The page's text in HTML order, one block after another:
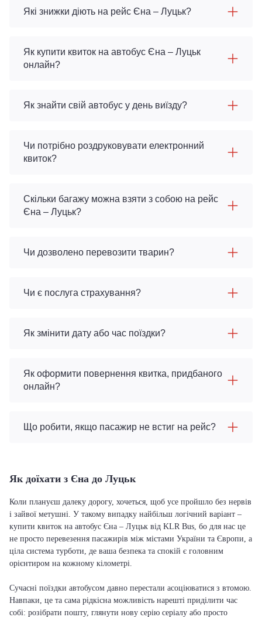
Які знижки діють на рейс Єна – Луцьк?
Як купити квиток на автобус Єна – Луцьк
онлайн?
Як знайти свій автобус у день виїзду?
Чи потрібно роздруковувати електронний
квиток?
Скільки багажу можна взяти з собою на рейс
Єна – Луцьк?
Чи дозволено перевозити тварин?
Чи є послуга страхування?
Як змінити дату або час поїздки?
Як оформити повернення квитка, придбаного
онлайн?
Що робити, якщо пасажир не встиг на рейс?
Як доїхати з Єна до Луцьк
Коли плануєш далеку дорогу, хочеться, щоб усе пройшло без нервів
і зайвої метушні. У такому випадку найбільш логічний варіант –
купити квиток на автобус Єна – Луцьк від KLR Bus, бо для нас це
не просто перевезення пасажирів між містами України та Європи, а
ціла система турботи, де ваша безпека та спокій є головним
орієнтиром на кожному кілометрі.
Сучасні поїздки автобусом давно перестали асоціюватися з втомою.
Навпаки, це та сама рідкісна можливість нарешті приділити час
собі: розібрати пошту, глянути нову серію серіалу або просто